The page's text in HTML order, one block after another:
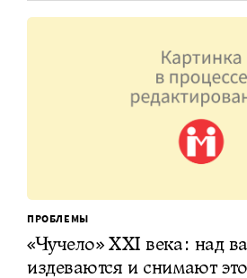
ПРОБЛЕМЫ
«Чучело» XXI века: над
издеваются и снимают